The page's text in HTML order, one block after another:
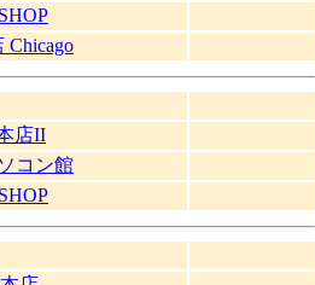
Chicago
店II
コン館